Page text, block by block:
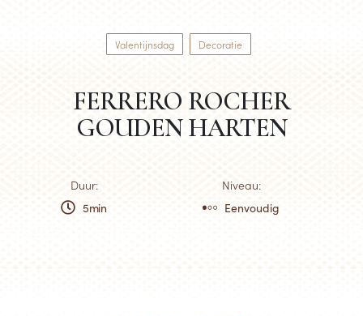
Valentijnsdag Decoratie
FERRERO ROCHER
GOUDEN HARTEN
Duur:
Niveau:
5min
Eenvoudig